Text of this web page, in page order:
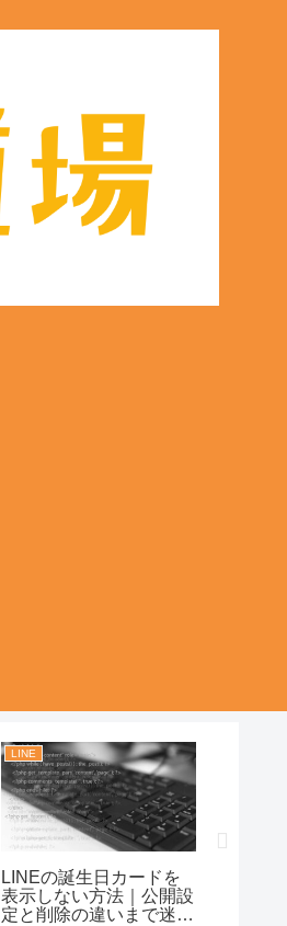
LINE
LINEの誕生日カードを
表示しない方法｜公開設
定と削除の違いまで迷わ